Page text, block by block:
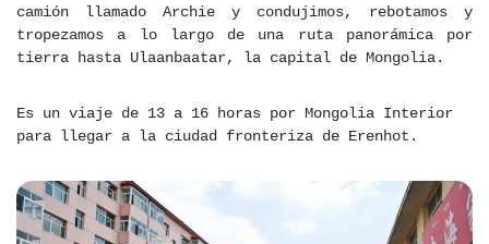
camión llamado Archie y condujimos, rebotamos y
tropezamos a lo largo de una ruta panorámica por
tierra hasta Ulaanbaatar, la capital de Mongolia.
Es un viaje de 13 a 16 horas por Mongolia Interior
para llegar a la ciudad fronteriza de Erenhot.